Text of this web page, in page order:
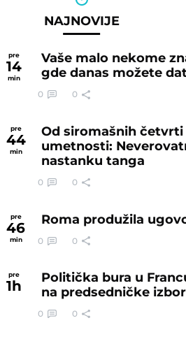
NAJNOVIJE
pre
14
min
Vaše malo nekome
gde danas možete
0 0
pre
44
min
Od siromašnih
umetnosti:
nastanku tanga
0 0
pre
46
min
Roma produžila
0 0
pre
1h
Politička bura u
na predsedničke
0 0